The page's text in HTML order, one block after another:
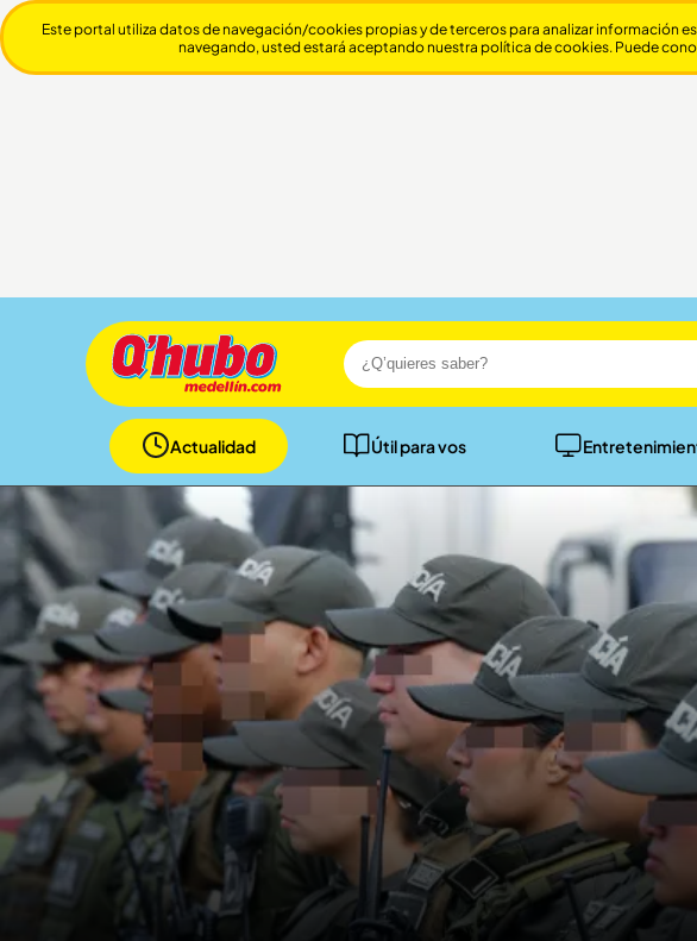
Actualidad Útil para vos
Este portal utiliza datos de navegación/cookies propias y de terceros para analizar
navegando, usted estará aceptando nuestra política de cookies. Puede